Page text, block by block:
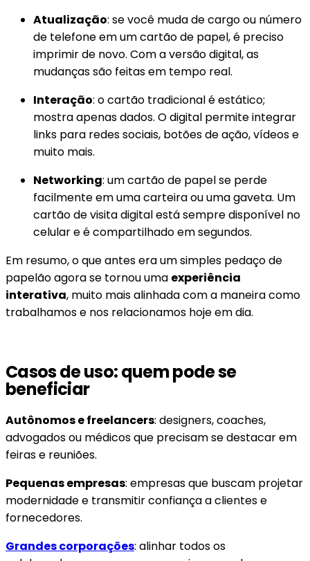
Atualização: se você muda de cargo ou número
de telefone em um cartão de papel, é preciso
imprimir de novo. Com a versão digital, as
mudanças são feitas em tempo real.
Interação: o cartão tradicional é estático;
mostra apenas dados. O digital permite integrar
links para redes sociais, botões de ação, vídeos e
muito mais.
Networking: um cartão de papel se perde
facilmente em uma carteira ou uma gaveta. Um
cartão de visita digital está sempre disponível no
celular e é compartilhado em segundos.
Em resumo, o que antes era um simples pedaço de
papelão agora se tornou uma experiência
interativa, muito mais alinhada com a maneira como
trabalhamos e nos relacionamos hoje em dia.
Casos de uso: quem pode se
beneficiar
Autônomos e freelancers: designers, coaches,
advogados ou médicos que precisam se destacar em
feiras e reuniões.
Pequenas empresas: empresas que buscam projetar
modernidade e transmitir confiança a clientes e
fornecedores.
Grandes corporações: alinhar todos os